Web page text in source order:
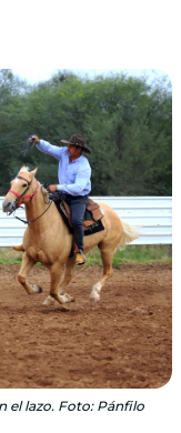
el lazo. Foto: Pánfilo